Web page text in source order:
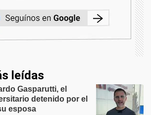
leídas
Gasparutti, el
detenido por el
esposa